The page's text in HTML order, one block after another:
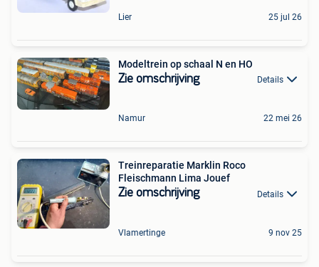
Lier 25 jul 26
Modeltrein op schaal N en HO
Zie omschrijving Details
Namur 22 mei 26
Treinreparatie Marklin Roco
Fleischmann Lima Jouef
Zie omschrijving Details
Vlamertinge 9 nov 25